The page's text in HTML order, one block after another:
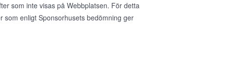
som inte visas på Webbplatsen. För detta
som enligt Sponsorhusets bedömning ger